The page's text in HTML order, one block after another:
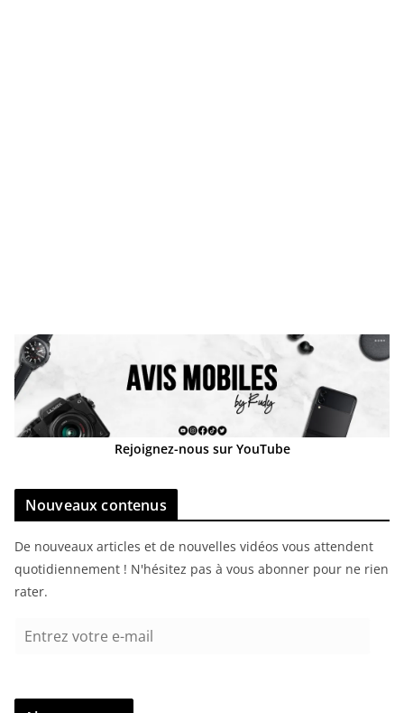
Rejoignez-nous sur YouTube
Nouveaux contenus
De nouveaux articles et de nouvelles vidéos vous attendent
quotidiennement ! N'hésitez pas à vous abonner pour ne rien
rater.
r